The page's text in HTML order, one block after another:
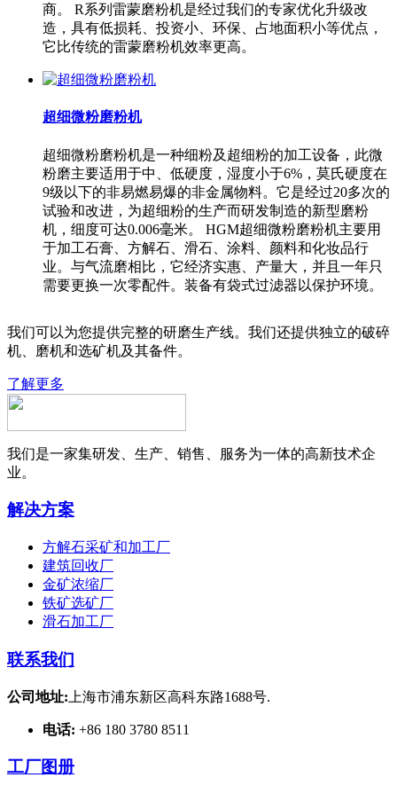
商。 R系列雷蒙磨粉机是经过我们的专家优化升级改
造，具有低损耗、投资小、环保、占地面积小等优点，
它比传统的雷蒙磨粉机效率更高。
超细微粉磨粉机
超细微粉磨粉机是一种细粉及超细粉的加工设备，此微
粉磨主要适用于中、低硬度，湿度小于6%，莫氏硬度在
9级以下的非易燃易爆的非金属物料。它是经过20多次的
试验和改进，为超细粉的生产而研发制造的新型磨粉
机，细度可达0.006毫米。 HGM超细微粉磨粉机主要用
于加工石膏、方解石、滑石、涂料、颜料和化妆品行
业。与气流磨相比，它经济实惠、产量大，并且一年只
需要更换一次零配件。装备有袋式过滤器以保护环境。
我们可以为您提供完整的研磨生产线。我们还提供独立的破碎
机、磨机和选矿机及其备件。
了解更多
我们是一家集研发、生产、销售、服务为一体的高新技术企
业。
解决方案
方解石采矿和加工厂
建筑回收厂
金矿浓缩厂
铁矿选矿厂
滑石加工厂
联系我们
公司地址: 上海市浦东新区高科东路1688号.
电话: +86 180 3780 8511
工厂图册